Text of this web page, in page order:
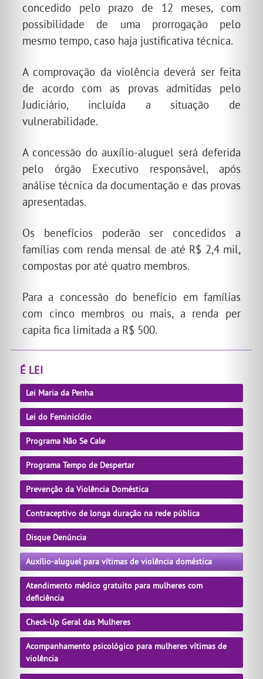
concedido pelo prazo de 12 meses, com
possibilidade de uma prorrogação pelo
mesmo tempo, caso haja justificativa técnica.
A comprovação da violência deverá ser feita
de acordo com as provas admitidas pelo
Judiciário, incluída a situação de
vulnerabilidade.
A concessão do auxílio-aluguel será deferida
pelo órgão Executivo responsável, após
análise técnica da documentação e das provas
apresentadas.
Os benefícios poderão ser concedidos a
famílias com renda mensal de até R$ 2,4 mil,
compostas por até quatro membros.
Para a concessão do benefício em famílias
com cinco membros ou mais, a renda per
capita fica limitada a R$ 500.
É LEI
Lei Maria da Penha
Lei do Feminicídio
Programa Não Se Cale
Programa Tempo de Despertar
Prevenção da Violência Doméstica
Contraceptivo de longa duração na rede pública
Disque Denúncia
Auxílio-aluguel para vítimas de violência doméstica
Atendimento médico gratuito para mulheres com
deficiência
Check-Up Geral das Mulheres
Acompanhamento psicológico para mulheres vítimas de
violência